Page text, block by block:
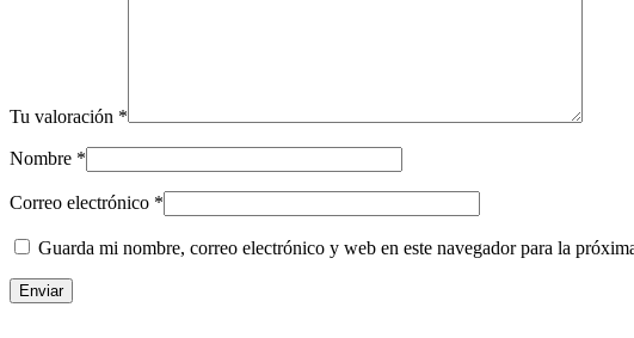
Tu valoración *
Nombre *
Correo electrónico *
Guarda mi nombre, correo electrónico y web en este navegador para la